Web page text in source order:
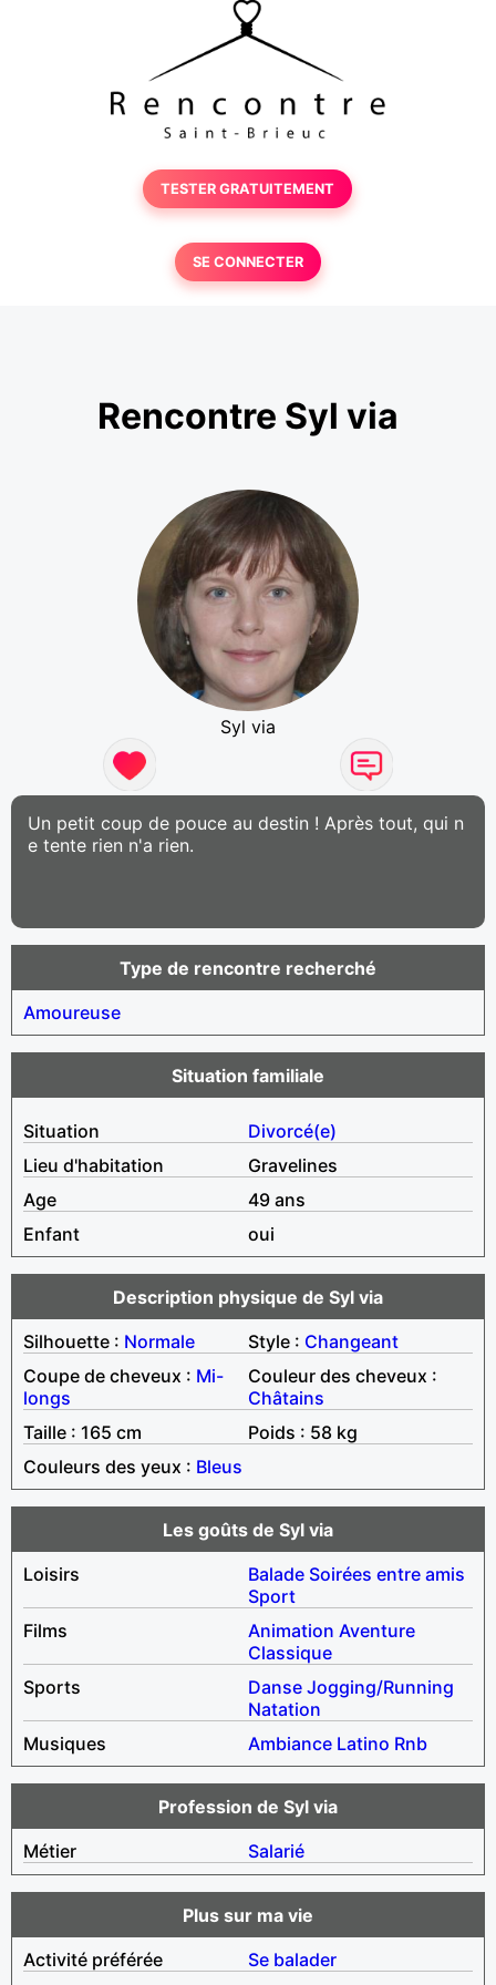
TESTER GRATUITEMENT
SE CONNECTER
Rencontre Syl via
Syl via
Un petit coup de pouce au destin ! Après tout, qui n
e tente rien n'a rien.
Type de rencontre recherché
Amoureuse
Situation familiale
Situation
Divorcé(e)
Lieu d'habitation
Gravelines
Age
49 ans
Enfant
oui
Description physique de Syl via
Silhouette : Normale Style : Changeant
Coupe de cheveux : Mi-
longs
Couleur des cheveux :
Châtains
Taille : 165 cm
Poids : 58 kg
Couleurs des yeux : Bleus
Les goûts de Syl via
Loisirs
Balade Soirées entre amis
Sport
Films
Animation Aventure
Classique
Sports
Danse Jogging/Running
Natation
Musiques
Ambiance Latino Rnb
Profession de Syl via
Métier
Salarié
Plus sur ma vie
Activité préférée
Se balader